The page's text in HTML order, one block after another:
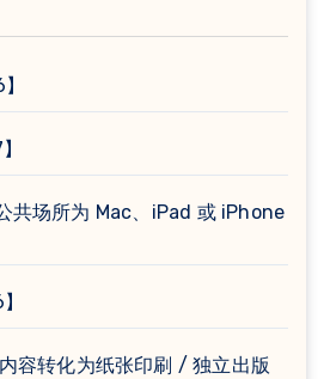
共场所为 Mac、iPad 或 iPhone
容转化为纸张印刷 / 独立出版